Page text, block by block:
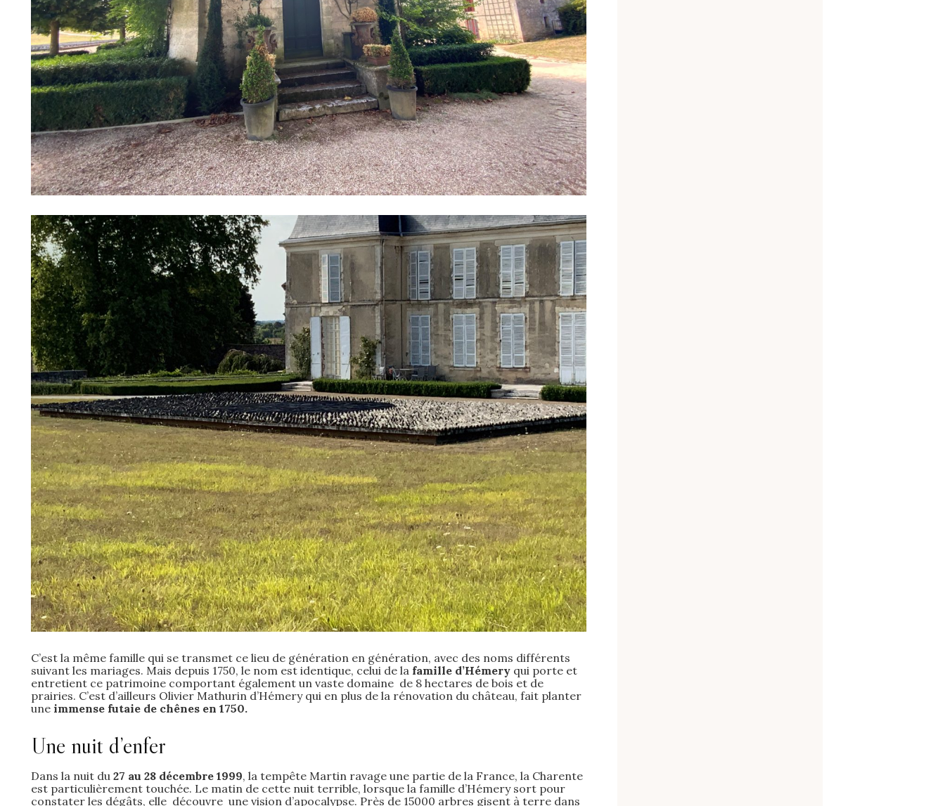
C’est la même famille qui se transmet ce lieu de génération en génération, avec des noms différents
suivant les mariages. Mais depuis 1750, le nom est identique, celui de la famille d’Hémeryqui porte et
entretient ce patrimoine comportant également un vaste domaine de 8 hectares de bois et de
prairies. C’est d’ailleurs Olivier Mathurin d’Hémery qui en plus de la rénovation du château, fait planter
une immense futaie de chênes en 1750.
Une nuit d’enfer
Dans la nuit du 27 au 28 décembre 1999, la tempête Martin ravage une partie de la France, la Charente
est particulièrement touchée. Le matin de cette nuit terrible, lorsque la famille d’Hémery sort pour
constater les dégâts, elle découvre une vision d’apocalypse. Près de 15000 arbres gisent à terre dans